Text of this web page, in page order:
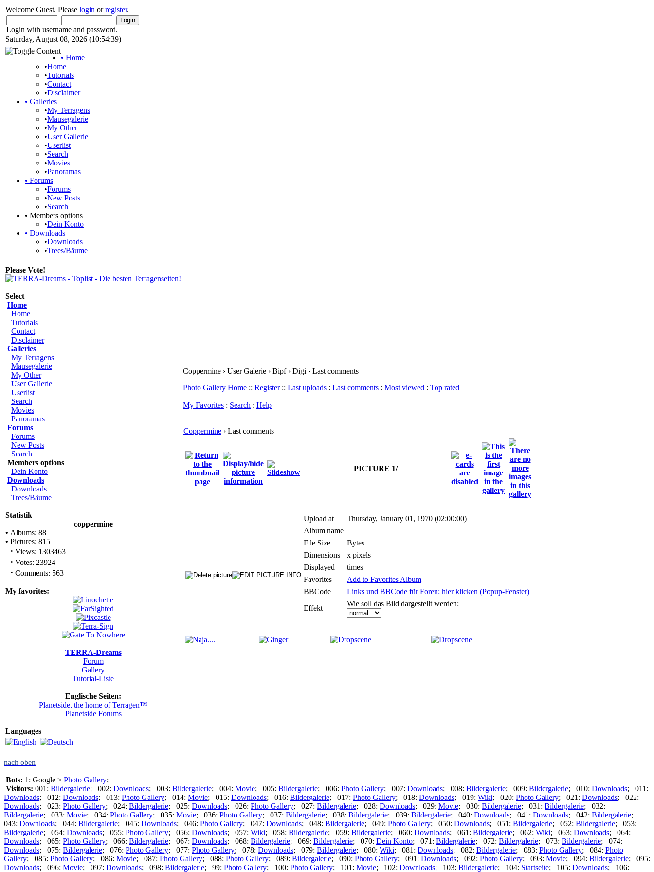
Welcome Guest. Please login orregister.
Login with username and password.
Saturday, August 08, 2026 (10:54:39)
• Home
•Home
•Tutorials
•Contact
•Disclaimer
• Galleries
•My Terragens
•Mausegalerie
•My Other
•User Gallerie
•Userlist
•Search
•Movies
•Panoramas
• Forums
•Forums
•New Posts
•Search
• Members options
•Dein Konto
• Downloads
•Downloads
•Trees/Bäume
Please Vote!
Select
Home
Home
Tutorials
Contact
Disclaimer
Galleries
My Terragens
Mausegalerie
My Other
User Gallerie
Userlist
Search
Movies
Panoramas
Forums
Forums
New Posts
Search
Members options
Dein Konto
Downloads
Downloads
Trees/Bäume
Statistik
coppermine
• Albums: 88
• Pictures: 815
· Views: 1303463
· Votes: 23924
· Comments: 563
My favorites:
TERRA-Dreams
Forum
Gallery
Tutorial-Liste
Englische Seiten:
Planetside, the home of Terragen™
Planetside Forums
Languages
Coppermine › User Galerie › Bipf › Digi › Last comments
Photo Gallery Home :: Register:: Last uploads : Last comments : Most viewed : Top rated
My Favorites : Search : Help
Coppermine › Last comments
PICTURE 1/
Upload at
Thursday, January 01, 1970 (02:00:00)
Album name
File Size
Bytes
Dimensions
x pixels
Displayed
times
Favorites
Add to Favorites Album
BBCode
Links und BBCode für Foren: hier klicken (Popup-Fenster)
Effekt
Wie soll das Bild dargestellt werden:
nach oben
Bots: 1: Google > Photo Gallery;
Visitors: 001: Bildergalerie; 002: Downloads; 003: Bildergalerie; 004: Movie; 005: Bildergalerie; 006: Photo Gallery; 007: Downloads; 008: Bildergalerie; 009: Bildergalerie; 010: Downloads; 011:
Downloads; 012: Downloads; 013: Photo Gallery; 014: Movie; 015: Downloads; 016: Bildergalerie; 017: Photo Gallery; 018: Downloads; 019: Wiki; 020: Photo Gallery; 021: Downloads; 022:
Downloads; 023: Photo Gallery; 024: Bildergalerie; 025: Downloads; 026: Photo Gallery; 027: Bildergalerie; 028: Downloads; 029: Movie; 030: Bildergalerie; 031: Bildergalerie; 032:
Bildergalerie; 033: Movie; 034: Photo Gallery; 035: Movie; 036: Photo Gallery; 037: Bildergalerie; 038: Bildergalerie; 039: Bildergalerie; 040: Downloads; 041: Downloads; 042: Bildergalerie;
043: Downloads; 044: Bildergalerie; 045: Downloads; 046: Photo Gallery; 047: Downloads; 048: Bildergalerie; 049: Photo Gallery; 050: Downloads; 051: Bildergalerie; 052: Bildergalerie; 053:
Bildergalerie; 054: Downloads; 055: Photo Gallery; 056: Downloads; 057: Wiki; 058: Bildergalerie; 059: Bildergalerie; 060: Downloads; 061: Bildergalerie; 062: Wiki; 063: Downloads; 064:
Downloads; 065: Photo Gallery; 066: Bildergalerie; 067: Downloads; 068: Bildergalerie; 069: Bildergalerie; 070: Dein Konto; 071: Bildergalerie; 072: Bildergalerie; 073: Bildergalerie; 074:
Downloads; 075: Bildergalerie; 076: Photo Gallery; 077: Photo Gallery; 078: Downloads; 079: Bildergalerie; 080: Wiki; 081: Downloads; 082: Bildergalerie; 083: Photo Gallery; 084: Photo
Gallery; 085: Photo Gallery; 086: Movie; 087: Photo Gallery; 088: Photo Gallery; 089: Bildergalerie; 090: Photo Gallery; 091: Downloads; 092: Photo Gallery; 093: Movie; 094: Bildergalerie; 095:
Downloads; 096: Movie; 097: Downloads; 098: Bildergalerie; 99: Photo Gallery; 100: Photo Gallery; 101: Movie; 102: Downloads; 103: Bildergalerie; 104: Startseite; 105: Downloads; 106: